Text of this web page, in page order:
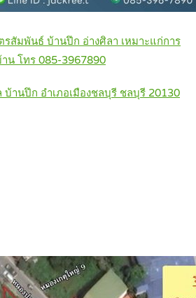
สัมพันธ์ บ้านปึก อ่างศิลา เหมาะแก่การ
น โทร 085-3967890
านปึก อำเภอเมืองชลบุรี ชลบุรี 20130